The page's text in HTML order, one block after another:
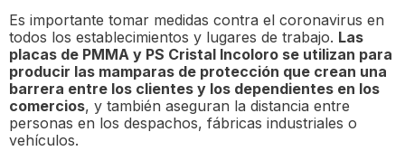
Es importante tomar medidas contra el coronavirus en
todos los establecimientos y lugares de trabajo. Las
placas de PMMA y PS Cristal Incoloro se utilizan para
producir las mamparas de protección que crean una
barrera entre los clientes y los dependientes en los
comercios, y también aseguran la distancia entre
personas en los despachos, fábricas industriales o
vehículos.